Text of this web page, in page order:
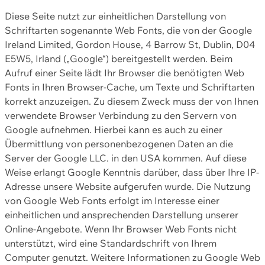
Diese Seite nutzt zur einheitlichen Darstellung von
Schriftarten sogenannte Web Fonts, die von der Google
Ireland Limited, Gordon House, 4 Barrow St, Dublin, D04
E5W5, Irland („Google“) bereitgestellt werden. Beim
Aufruf einer Seite lädt Ihr Browser die benötigten Web
Fonts in Ihren Browser-Cache, um Texte und Schriftarten
korrekt anzuzeigen. Zu diesem Zweck muss der von Ihnen
verwendete Browser Verbindung zu den Servern von
Google aufnehmen. Hierbei kann es auch zu einer
Übermittlung von personenbezogenen Daten an die
Server der Google LLC. in den USA kommen. Auf diese
Weise erlangt Google Kenntnis darüber, dass über Ihre IP-
Adresse unsere Website aufgerufen wurde. Die Nutzung
von Google Web Fonts erfolgt im Interesse einer
einheitlichen und ansprechenden Darstellung unserer
Online-Angebote. Wenn Ihr Browser Web Fonts nicht
unterstützt, wird eine Standardschrift von Ihrem
Computer genutzt. Weitere Informationen zu Google Web